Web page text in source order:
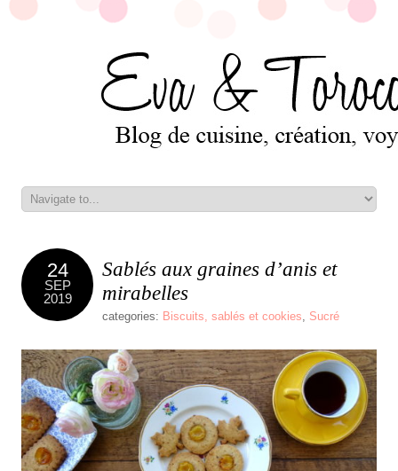
24
SEP
2019
Sablés aux graines d’anis et
mirabelles
categories: Biscuits, sablés et cookies, Sucré